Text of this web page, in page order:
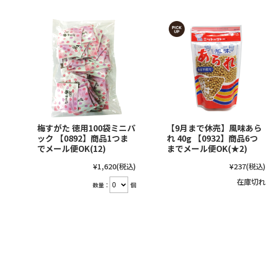
梅すがた 徳用100袋ミニパ
ック 【0892】商品1つま
でメール便OK(12)
¥1,620(税込)
数量： 個
【9月まで休売】風味あら
れ 40g 【0932】商品6つ
までメール便OK(★2)
¥237(税込)
在庫切れ